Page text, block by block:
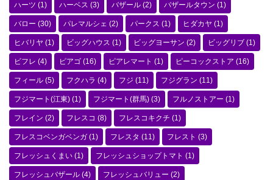
ハーツ (1) ハーベス (3) バザール (2) バザールタウン (1)
バロー (30) パレマルシェ (2) パークス (1) ヒダカヤ (1)
ヒバリヤ (1) ビッグハウス (1) ビッグヨーサン (2) ビッグリブ (1)
ビフレ (4) ピアゴ (16) ピアレマート (1) ピーコックストア (16)
フィール (5) フクハラ (4) フジ (11) フジグラン (11)
フジマート(江東) (1) フジマート(群馬) (3) フルノストアー (1)
フレイン (2) フレスコ (8) フレスコキクチ (1)
フレスコベンガベンガ (1) フレスタ (11) フレスト (3)
フレッシュくまい (1) フレッシュショップトマト (1)
フレッシュバザール (4) フレッシュバリュー (2)